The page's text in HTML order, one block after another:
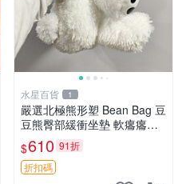
水星百貨 1
嚴選北極熊形塑 Bean Bag 豆
豆熊臀部緩衝坐墊 軟癟癟舒
壓設計 保暖又實用 適合久坐
放松 推薦居家使用 RUSS系
列 豆豆熊屁屁坐墊 3D顆粒結
$610 91折
折扣碼